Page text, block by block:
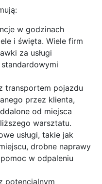
w godzinach
i święta. Wiele firm
za usługi
transportem pojazdu
przez klienta,
od miejsca
warsztatu.
usługi, takie jak
drobne naprawy
w odpaleniu
potencjalnym